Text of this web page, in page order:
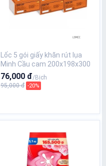
Lốc 5 gói giấy khăn rút lụa
Minh Cầu cam 200x198x300
tờ
76,000 đ/Bịch
95,000 đ -20%